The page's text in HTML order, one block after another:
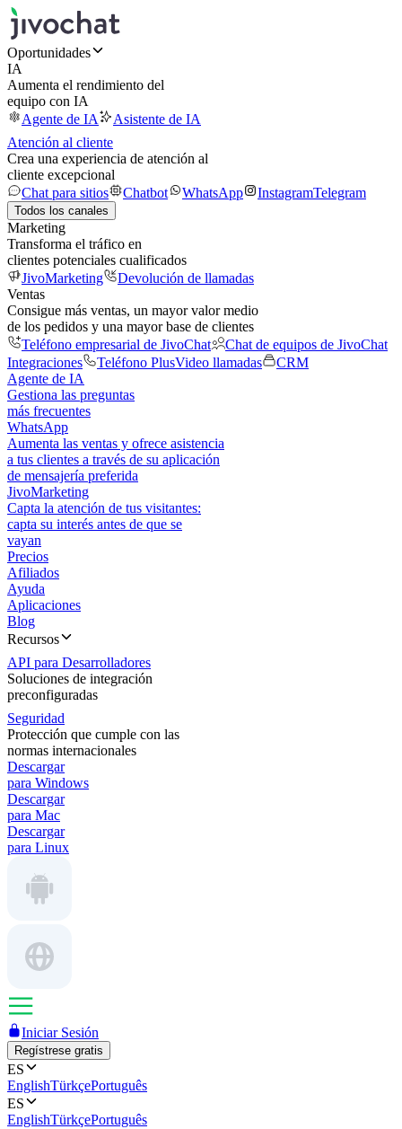
Oportunidades
IA
Aumenta el rendimiento del
equipo con IA
Agente de IA
Asistente de IA
Atención al cliente
Crea una experiencia de atención al
cliente excepcional
Chat para sitios
Chatbot WhatsApp InstagramTelegram
Todos los canales
Marketing
Transforma el tráfico en
clientes potenciales cualificados
JivoMarketing
Devolución de llamadas
Ventas
Consigue más ventas, un mayor valor medio
de los pedidos y una mayor base de clientes
Teléfono empresarial de JivoChat
Chat de equipos de JivoChat
Integraciones
Teléfono PlusVideo llamadas
CRM
Agente de IA
Gestiona las preguntas
más frecuentes
WhatsApp
Aumenta las ventas y ofrece asistencia
a tus clientes a través de su aplicación
de mensajería preferida
JivoMarketing
Capta la atención de tus visitantes:
capta su interés antes de que se
vayan
Precios
Afiliados
Ayuda
Aplicaciones
Blog
Recursos
API para Desarrolladores
Soluciones de integración
preconfiguradas
Seguridad
Protección que cumple con las
normas internacionales
Descargar
para Windows
Descargar
para Mac
Descargar
para Linux
Iniciar Sesión
Regístrese gratis
ES
EnglishTürkçePortuguês
ES
EnglishTürkçePortuguês